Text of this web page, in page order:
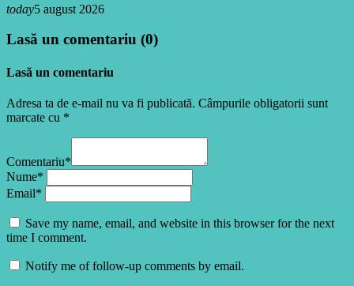
today5 august 2026
Lasă un comentariu (0)
Lasă un comentariu
Adresa ta de e-mail nu va fi publicată. Câmpurile obligatorii sunt
marcate cu *
Comentariu*
Nume*
Email*
Save my name, email, and website in this browser for the next
time I comment.
Notify me of follow-up comments by email.